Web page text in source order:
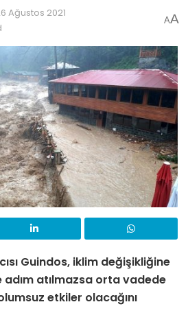
Ağustos 2021
AA
Guindos, iklim değişikliğine
adım atılmazsa orta vadede
etkiler olacağını